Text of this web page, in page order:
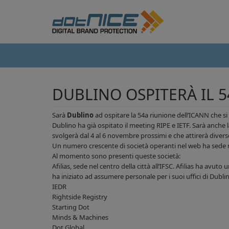
DUBLINO OSPITERÀ IL
Sarà Dublinoad ospitare la 54a riunione dell’ICANN che
Dublino ha già ospitato il meeting RIPE e IETF. Sarà
svolgerà dal 4 al 6 novembre prossimi e che attirerà
Un numero crescente di società operanti nel web ha sede
Al momento sono presenti queste società:
Afilias, sede nel centro della città all’IFSC. Afilias ha
ha iniziato ad assumere personale per i suoi uffici di
IEDR
Rightside Registry
Starting Dot
Minds & Machines